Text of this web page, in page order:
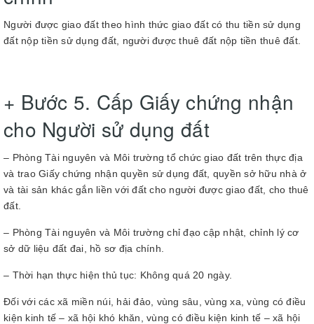
Người được giao đất theo hình thức giao đất có thu tiền sử dụng
đất nộp tiền sử dụng đất, người được thuê đất nộp tiền thuê đất.
+ Bước 5. Cấp Giấy chứng nhận
cho Người sử dụng đất
– Phòng Tài nguyên và Môi trường tổ chức giao đất trên thực địa
và trao Giấy chứng nhận quyền sử dụng đất, quyền sở hữu nhà ở
và tài sản khác gắn liền với đất cho người được giao đất, cho thuê
đất.
– Phòng Tài nguyên và Môi trường chỉ đạo cập nhật, chỉnh lý cơ
sở dữ liệu đất đai, hồ sơ địa chính.
– Thời hạn thực hiện thủ tục: Không quá 20 ngày.
Đối với các xã miền núi, hải đảo, vùng sâu, vùng xa, vùng có điều
kiện kinh tế – xã hội khó khăn, vùng có điều kiện kinh tế – xã hội